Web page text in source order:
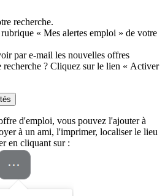
recherche.
« Mes alertes emploi » de votre
par e-mail les nouvelles offres
recherche ? Cliquez sur le lien « Activer
d'emploi, vous pouvez l'ajouter à
à un ami, l'imprimer, localiser le lieu
en cliquant sur :